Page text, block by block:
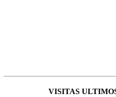
VISITAS